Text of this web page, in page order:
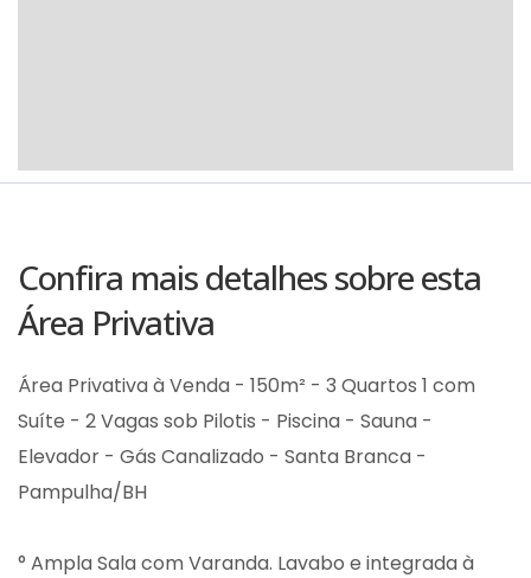
Confira mais detalhes sobre esta
Área Privativa
Área Privativa à Venda - 150m² - 3 Quartos 1 com
Suíte - 2 Vagas sob Pilotis - Piscina - Sauna -
Elevador - Gás Canalizado - Santa Branca -
Pampulha/BH
° Ampla Sala com Varanda. Lavabo e integrada à